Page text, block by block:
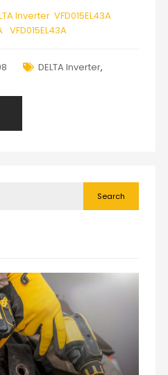
Inverter VFD015EL43A
VFD015EL43A
DELTA Inverter,
Search